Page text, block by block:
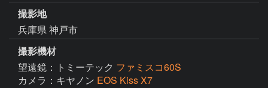
撮影地
兵庫県 神戸市
撮影機材
望遠鏡：トミーテック ファミスコ60S
カメラ：キヤノン EOS Kiss X7